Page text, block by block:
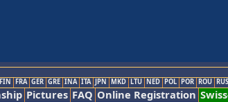
FIN FRA GER GRE INA ITA JPN MKD LTU NED POL POR ROU RUS
Pictures FAQ Online Registration